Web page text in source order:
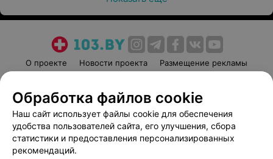
О проекте Новости проекта
Размещение рекламы
Пользовательское соглашение
Способы оплаты
Вакансии
Партнеры
Написать руководителю 103.by
Обработка файлов cookie
Наш сайт использует файлы cookie для обеспечения
удобства пользователей сайта, его улучшения, сбора
статистики и предоставления персонализированных
рекомендаций.